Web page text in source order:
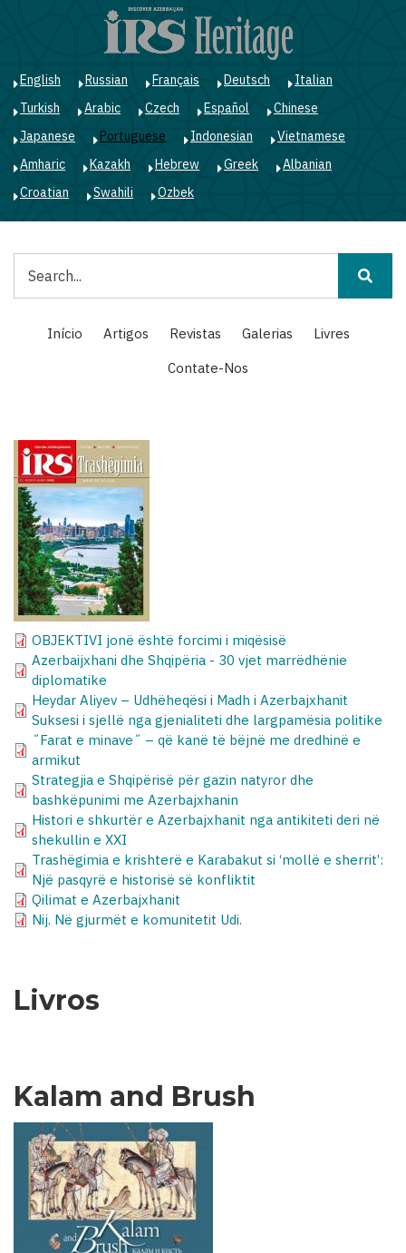
principal
English Russian Français Deutsch
Italian
Turkish
Arabic Czech Español
Chinese
Japanese
Portuguese Indonesian
Vietnamese
Amharic
Kazakh Hebrew Greek
Albanian
Croatian
Swahili Ozbek
Main
navigation
Início Artigos Revistas Galerias
Livres
Contate-Nos
OBJEKTIVI jonë është forcimi i miqësisë
Azerbaijxhani dhe Shqipëria - 30 vjet marrëdhënie
diplomatike
Heydar Aliyev – Udhëheqësi i Madh i Azerbajxhanit
Suksesi i sjellë nga gjenialiteti dhe largpamësia politike
˝Farat e minave˝ – që kanë të bëjnë me dredhinë e
armikut
Strategjia e Shqipërisë për gazin natyror dhe
bashkëpunimi me Azerbajxhanin
Histori e shkurtër e Azerbajxhanit nga antikiteti deri në
shekullin e XXI
Trashëgimia e krishterë e Karabakut si ‘mollë e sherrit’:
Një pasqyrë e historisë së konfliktit
Qilimat e Azerbajxhanit
Nij. Në gjurmët e komunitetit Udi.
Livros
Kalam and Brush